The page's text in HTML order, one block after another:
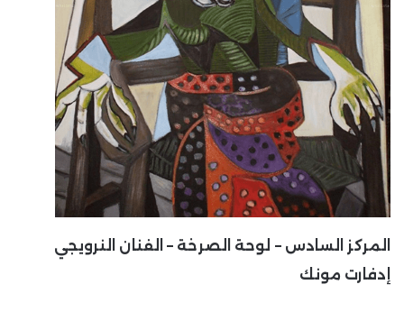
المركز السادس – لوحة الصرخة – الفنان النرويجي
إدفارت مونك